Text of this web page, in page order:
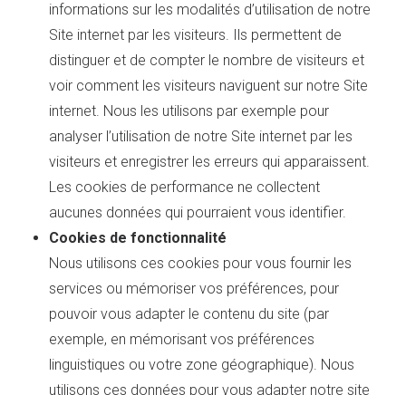
informations sur les modalités d’utilisation de notre
Site internet par les visiteurs. Ils permettent de
distinguer et de compter le nombre de visiteurs et
voir comment les visiteurs naviguent sur notre Site
internet. Nous les utilisons par exemple pour
analyser l’utilisation de notre Site internet par les
visiteurs et enregistrer les erreurs qui apparaissent.
Les cookies de performance ne collectent
aucunes données qui pourraient vous identifier.
Cookies de fonctionnalité
Nous utilisons ces cookies pour vous fournir les
services ou mémoriser vos préférences, pour
pouvoir vous adapter le contenu du site (par
exemple, en mémorisant vos préférences
linguistiques ou votre zone géographique). Nous
utilisons ces données pour vous adapter notre site